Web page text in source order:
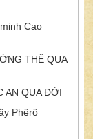
Cao
THẾ QUA
AN QUA ĐỜI
Phêrô